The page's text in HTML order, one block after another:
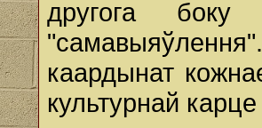
другога
каардынат
культурнай карце